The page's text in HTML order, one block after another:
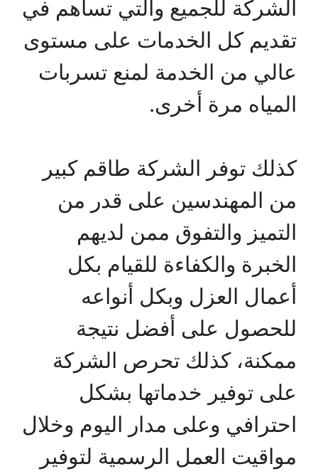
الشركة للجميع والتي تساهم في
تقديم كل الخدمات على مستوى
عالي من الخدمة لمنع تسربات
المياه مرة أخرى.
كذلك توفر الشركة طاقم كبير
من المهندسين على قدر من
التميز والتفوق ممن لديهم
الخبرة والكفاءة للقيام بكل
أعمال العزل وبكل أنواعه
للحصول على أفضل نتيجة
ممكنة، كذلك تحرص الشركة
على توفير خدماتها بشكل
احترافي وعلى مدار اليوم وخلال
مواقيت العمل الرسمية لتوفير